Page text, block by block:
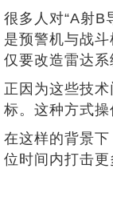
很多人对“A射B
是预警机与战
仅要改造雷达系
正因为这些技
标。这种方式
在这样的背景
位时间内打击